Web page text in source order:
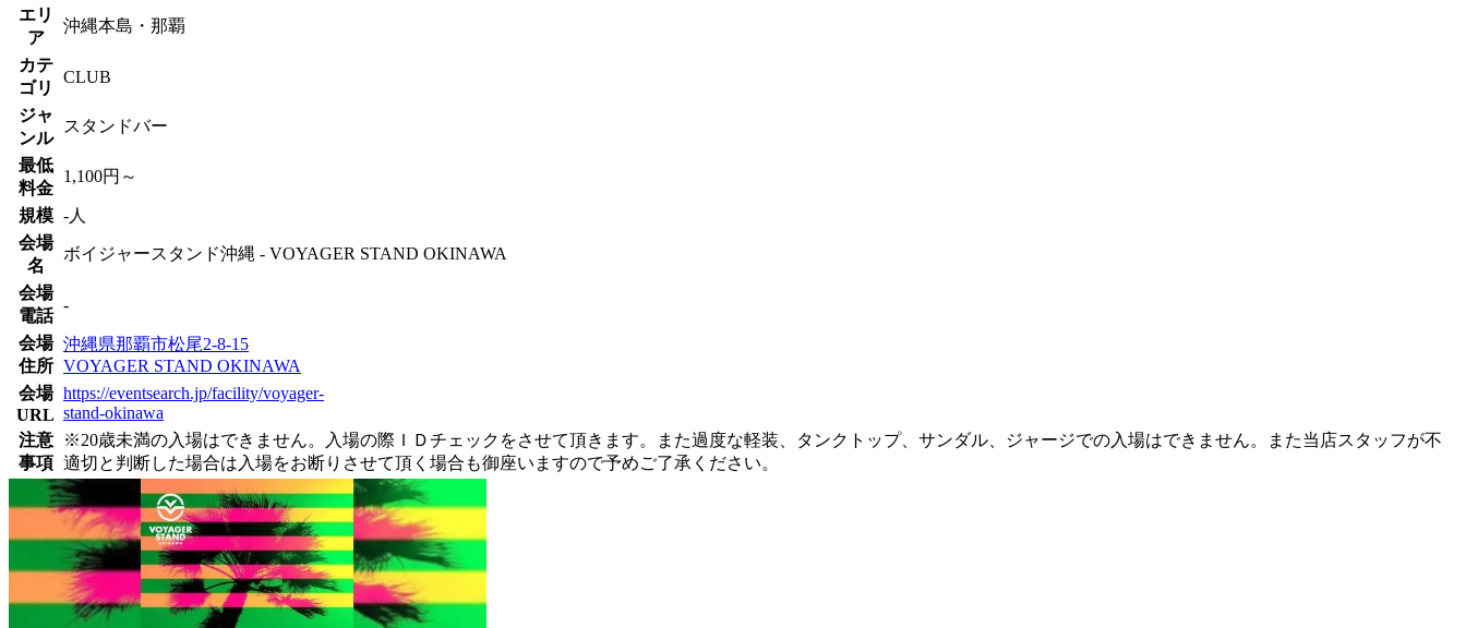
エリ
ア
沖縄本島・那覇
カテ
ゴリ
CLUB
ジャ
ンル
スタンドバー
最低
料金
1,100円～
規模 -人
会場
名
ボイジャースタンド沖縄 - VOYAGER STAND OKINAWA
会場
電話
-
会場
住所
沖縄県那覇市松尾2-8-15
VOYAGER STAND OKINAWA
会場
URL
https://eventsearch.jp/facility/voyager-
stand-okinawa
注意
事項
※20歳未満の入場はできません。入場の際ＩＤチェックをさせて頂きます。また過度な軽装、タンクトップ、サンダル、ジャージでの入場はできません。また当店スタッフが不
適切と判断した場合は入場をお断りさせて頂く場合も御座いますので予めご了承ください。